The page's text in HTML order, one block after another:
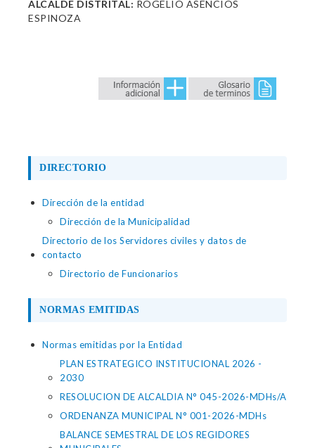
ALCALDE DISTRITAL: ROGELIO ASENCIOS
ESPINOZA
DIRECTORIO
Dirección de la entidad
Dirección de la Municipalidad
Directorio de los Servidores civiles y datos de
contacto
Directorio de Funcionarios
NORMAS EMITIDAS
Normas emitidas por la Entidad
PLAN ESTRATEGICO INSTITUCIONAL 2026 -
2030
RESOLUCION DE ALCALDIA N° 045-2026-MDHs/A
ORDENANZA MUNICIPAL N° 001-2026-MDHs
BALANCE SEMESTRAL DE LOS REGIDORES